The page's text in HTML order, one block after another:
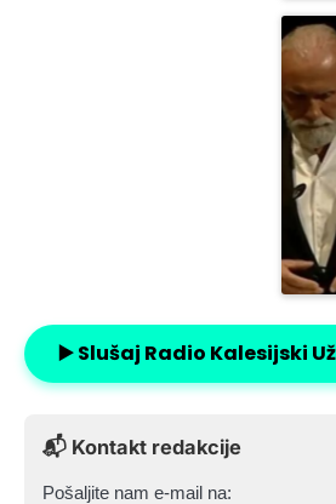
▶️ Slušaj Radio Kalesijski
📬 Kontakt redakcije
Pošaljite nam e-mail na: